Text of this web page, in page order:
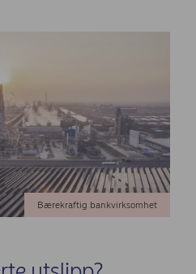
Bærekraftig bankvirksomhet